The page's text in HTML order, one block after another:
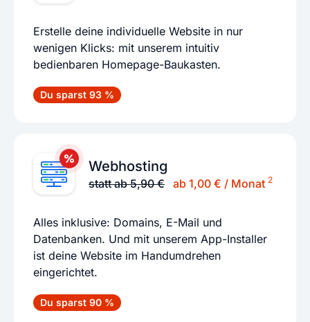
Erstelle deine individuelle Website in nur
wenigen Klicks: mit unserem intuitiv
bedienbaren Homepage-Baukasten.
Du sparst 93 %
Webhosting
statt ab 5,90 € ab 1,00 € / Monat 2
Alles inklusive: Domains, E-Mail und
Datenbanken. Und mit unserem App-Installer
ist deine Website im Handumdrehen
eingerichtet.
Du sparst 90 %